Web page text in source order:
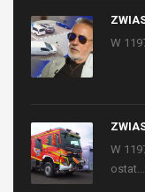
W
W
ostat...